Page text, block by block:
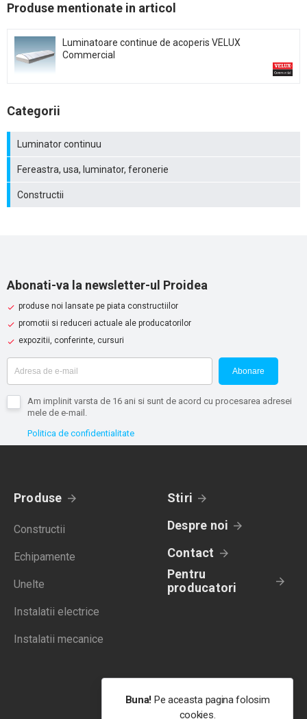
Produse mentionate in articol
Luminatoare continue de acoperis VELUX
Commercial
Categorii
Luminator continuu
Fereastra, usa, luminator, feronerie
Constructii
Abonati-va la newsletter-ul Proidea
produse noi lansate pe piata constructiilor
promotii si reduceri actuale ale producatorilor
expozitii, conferinte, cursuri
Abonare
Am implinit varsta de 16 ani si sunt de acord cu procesarea adresei
mele de e-mail.
Politica de confidentialitate
Produse
Constructii
Echipamente
Unelte
Instalatii electrice
Instalatii mecanice
Stiri
Despre noi
Contact
Pentru
producatori
Buna! Pe aceasta pagina folosim
cookies.